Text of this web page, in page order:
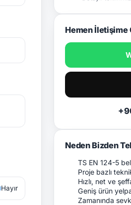
Hayır
Hemen İletişime
Neden Bizden
TS EN 124-5
Proje bazlı
Hızlı, net ve
Geniş ürün
Zamanında